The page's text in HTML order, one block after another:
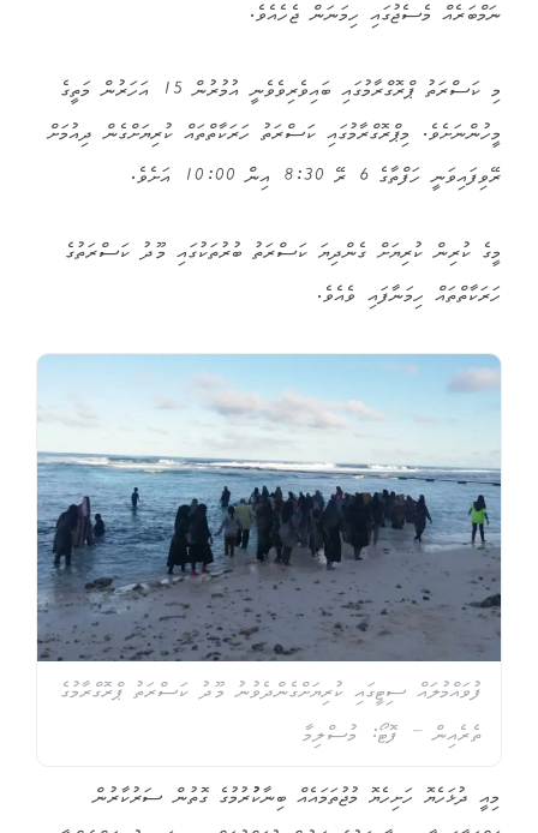
ނަމްބަރެއް މެސެޖުގައި ހިމަނަން ޖެހެއެވެ.
މި ކަސްރަތު ޕްރޮގްރާމުގައި ބައިވެރިވެވެނީ އުމުރުން 15 އަހަރުން މަތީގެ
މީހުންނަށެވެ. މިޕްރޮގްރާމުގައި ކަސްރަތު ހަރަކާތްތައް ކުރިޔަށްގެން ދިއުމަށް
ރޭވިފައިވަނީ ހަފްތާގެ 6 ރޭ 8:30 އިން 10:00 އަށެވެ.
މީގެ ކުރިން ކުރިޔަށް ގެންދިޔަ ކަސްރަތު ބުރުތަކުގައި މޫދު ކަސްރަތުގެ
ހަރަކާތްތައް ހިމަނާފައި ވެއެވެ.
ފުވައްމުލައް ސިޓީގައި ކުރިޔަށްގެންދެވުނު މޫދު ކަސްރަތު ޕްރޮގްރާމުގެ
ތެރެއިން – ފޮޓޯ: މުސްލިމާ
މިއީ ދުޅަހެޔޮ ހަށިހެޔޮ މުޖުތަމައެއް ބިނާކުުރުމުގެ ގޮތުން ސަރުކާރުން